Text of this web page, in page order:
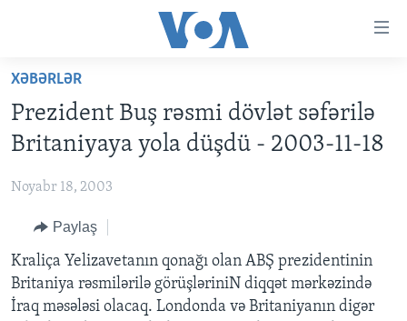
Skip
main
content
to
Navigation
Skip
to
Search
ANA SƏHİFƏ
DÜNYAYA BAXIŞ
FAKTLAR NƏ DEYIR?
AZƏRBAYCAN
DÜNYA
UKRAYNA BÖHRANI
İSRAIL-HƏMAS MÜNAQIŞƏSI
ABŞ
ABŞ SEÇKILƏRI 2024
İRAN AZƏRBAYCANI
VIDEOLAR
XƏBƏRLƏR
Prezident Buş rəsmi dövlət səfərilə
Britaniyaya yola düşdü - 2003-11-18
Noyabr 18, 2003
Paylaş
Kraliça Yelizavetanın qonağı olan ABŞ prezidentinin
Britaniya rəsmilərilə görüşləriniN diqqət mərkəzində
İraq məsələsi olacaq. Londonda və Britaniyanın digər